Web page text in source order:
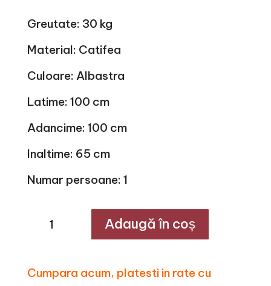
Greutate: 30 kg
Material: Catifea
Culoare: Albastra
Latime: 100 cm
Adancime: 100 cm
Inaltime: 65 cm
Numar persoane: 1
Canapea
catifea
Houston
Adaugă în coș
Cumpara acum, platesti in rate cu